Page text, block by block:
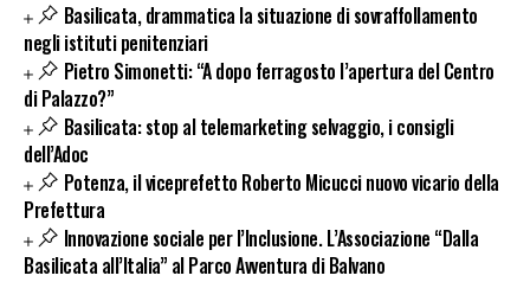
Basilicata, drammatica la situazione di sovraffollamento
negli istituti penitenziari
Pietro Simonetti: “A dopo ferragosto l’apertura del Centro
di Palazzo?”
Basilicata: stop al telemarketing selvaggio, i consigli
dell’Adoc
Potenza, il viceprefetto Roberto Micucci nuovo vicario della
Prefettura
Innovazione sociale per l’Inclusione. L’Associazione “Dalla
Basilicata all’Italia” al Parco Avventura di Balvano